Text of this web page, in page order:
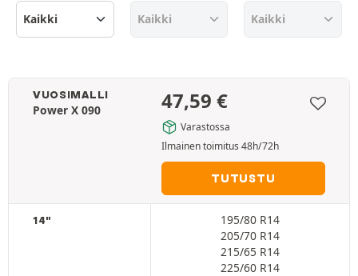
VUOSIMALLI
Power X 090 47,59 €
Varastossa
Ilmainen toimitus 48h/72h
TUTUSTU
14"
195/80 R14
205/70 R14
215/65 R14
225/60 R14